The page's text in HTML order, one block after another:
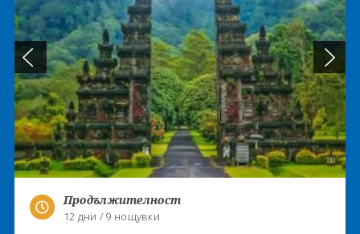
Продължителност
12 дни / 9 нощувки